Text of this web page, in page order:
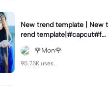
New trend template | New t
rend template|#capcut#for
you#viral#tiktokktrend#tre
nding🔥🌹Mon🌹
95.75K uses.